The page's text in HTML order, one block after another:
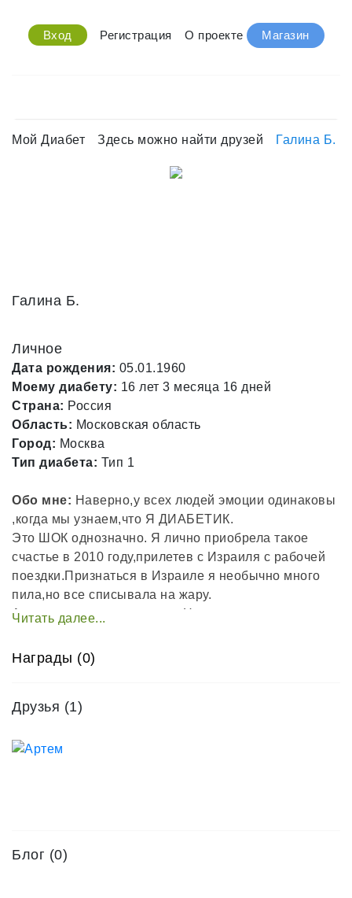
Вход Регистрация О проекте Магазин
Мой Диабет Здесь можно найти друзей Галина Б.
Галина Б.
Личное
Дата рождения: 05.01.1960
Моему диабету: 16 лет 3 месяца 16 дней
Страна: Россия
Область: Московская область
Город: Москва
Тип диабета: Тип 1
Обо мне: Наверно,у всех людей эмоции одинаковы
,когда мы узнаем,что Я ДИАБЕТИК.
Это ШОК однозначно. Я лично приобрела такое
счастье в 2010 году,прилетев с Израиля с рабочей
поездки.Признаться в Израиле я необычно много
пила,но все списывала на жару.
А дальше -опять как у всех.Но это я теперь
и ацетон +++++.
Через 2 дня выбросили с больницы, так как я ИГ и
Учусь по интернету.
чему научилась.
Награды (0)
Друзья (1)
Блог (0)